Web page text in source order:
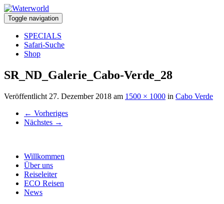
Toggle navigation
SPECIALS
Safari-Suche
Shop
SR_ND_Galerie_Cabo-Verde_28
Veröffentlicht 27. Dezember 2018 am 1500 × 1000 in Cabo Verde
← Vorheriges
Nächstes →
Willkommen
Über uns
Reiseleiter
ECO Reisen
News